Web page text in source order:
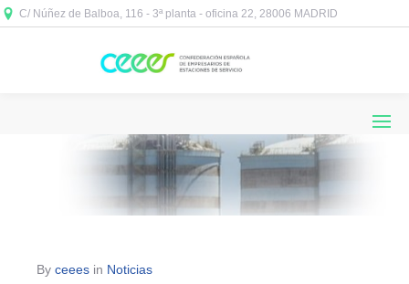
C/ Núñez de Balboa, 116 - 3ª planta - oficina 22, 28006 MADRID
By ceees in Noticias